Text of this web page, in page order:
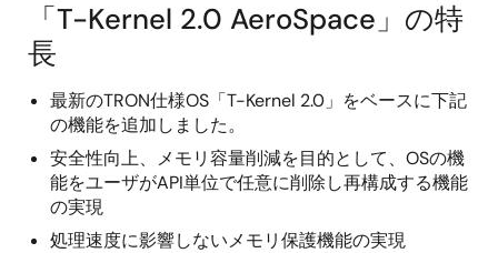
「T-Kernel 2.0 AeroSpace」の特
長
最新のTRON仕様OS「T-Kernel 2.0」をベースに下記
の機能を追加しました。
安全性向上、メモリ容量削減を目的として、OSの機
能をユーザがAPI単位で任意に削除し再構成する機能
の実現
処理速度に影響しないメモリ保護機能の実現